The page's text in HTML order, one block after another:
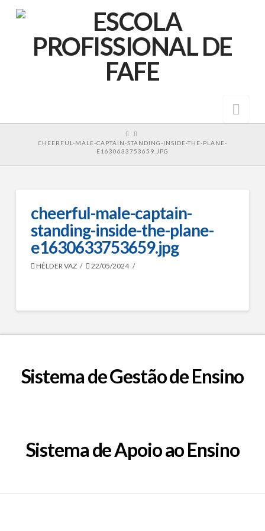
HOME
CHEERFUL-MALE-CAPTAIN-STANDING-INSIDE-THE-PLANE-
E1630633753659.JPG
cheerful-male-captain-
standing-inside-the-plane-
e1630633753659.jpg
HÉLDER VAZ 22/05/2024
Sistema de Gestão de Ensino
Sistema de Apoio ao Ensino